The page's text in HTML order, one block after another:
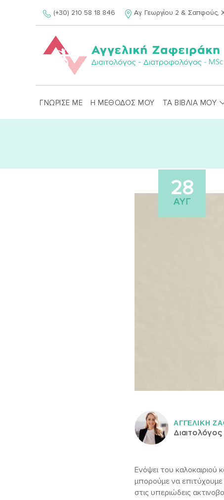
(+30) 210 58 18 846 Αγ. Γεωργίου 2 & Σαπφούς,
ΓΝΩΡΙΣΕ ΜΕ Η ΜΕΘΟΔΟΣ ΜΟΥ ΤΑ ΒΙΒΛΙΑ ΜΟΥ
28
ΑΥΓ
ΑΓΓΕΛΙΚH
Ενόψει του καλοκαιριού
μπορούμε να επιτύχουμε
στις υπεριώδεις